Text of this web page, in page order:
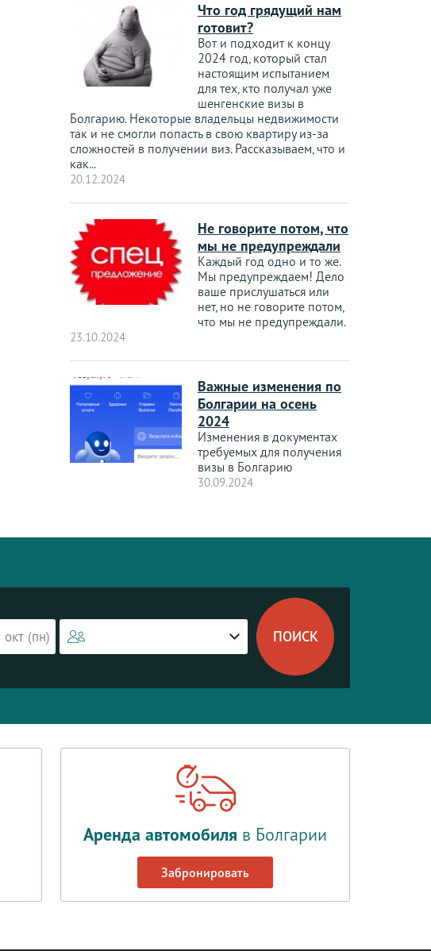
Что год грядущий нам
готовит?
Вот и подходит к концу
2024 год, который стал
настоящим испытанием
для тех, кто получал уже
шенгенские визы в
Болгарию. Некоторые владельцы недвижимости
так и не смогли попасть в свою квартиру из-за
сложностей в получении виз. Рассказываем, что и
как...
20.12.2024
Не говорите потом, что
мы не предупреждали
Каждый год одно и то же.
Мы предупреждаем! Дело
ваше прислушаться или
нет, но не говорите потом,
что мы не предупреждали.
23.10.2024
Важные изменения по
Болгарии на осень
2024
Изменения в документах
требуемых для получения
визы в Болгарию
30.09.2024
Аренда автомобиля в Болгарии
Забронировать